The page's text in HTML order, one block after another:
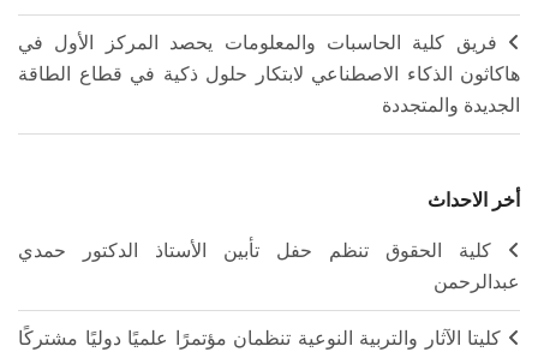
فريق كلية الحاسبات والمعلومات يحصد المركز الأول في
هاكاثون الذكاء الاصطناعي لابتكار حلول ذكية في قطاع الطاقة
الجديدة والمتجددة
أخر الاحداث
كلية الحقوق تنظم حفل تأبين الأستاذ الدكتور حمدي
عبدالرحمن
كليتا الآثار والتربية النوعية تنظمان مؤتمرًا علميًا دوليًا مشتركًا